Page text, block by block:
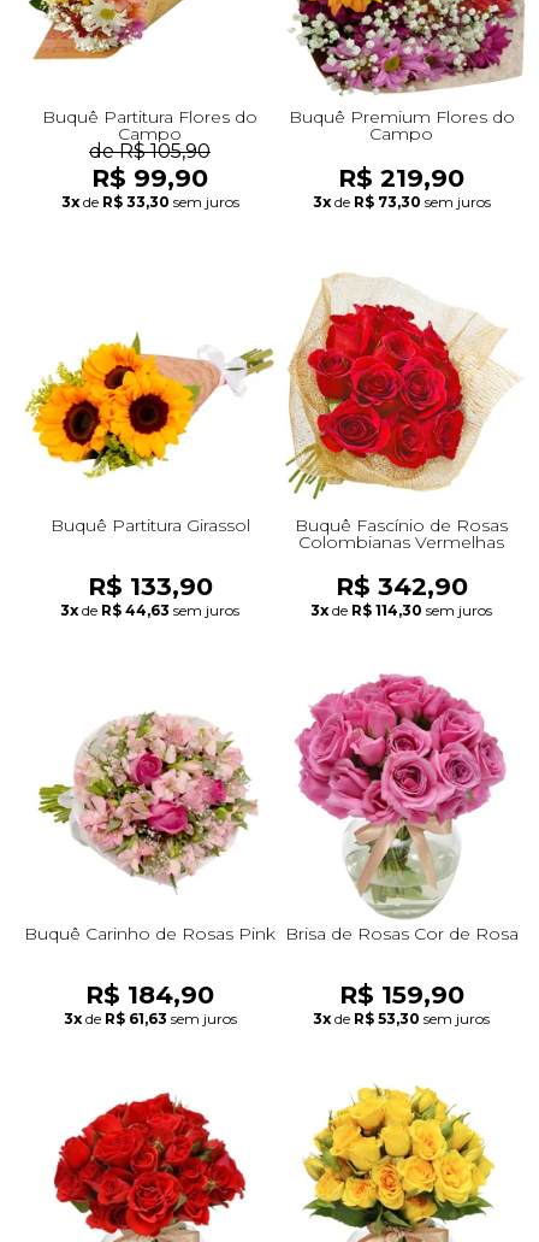
Buquê Partitura Flores do
Campo
de R$ 105,90
R$ 99,90
3x de R$ 33,30 sem juros
Buquê Premium Flores do
Campo
R$ 219,90
3x de R$ 73,30 sem juros
Buquê Partitura Girassol
R$ 133,90
3x de R$ 44,63 sem juros
Buquê Fascínio de Rosas
Colombianas Vermelhas
R$ 342,90
3x de R$ 114,30 sem juros
Buquê Carinho de Rosas Pink
R$ 184,90
3x de R$ 61,63 sem juros
Brisa de Rosas Cor de Rosa
R$ 159,90
3x de R$ 53,30 sem juros